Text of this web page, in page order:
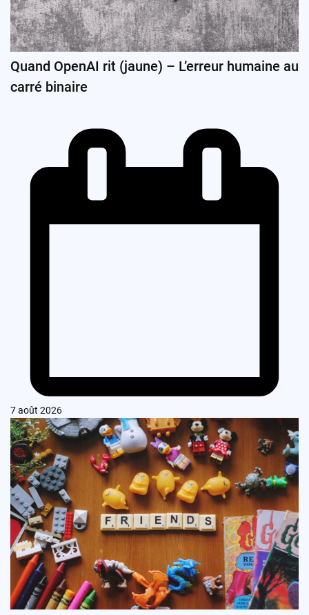
Quand OpenAI rit (jaune) – L’erreur humaine au
carré binaire
7 août 2026